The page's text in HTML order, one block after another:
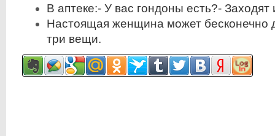
В аптеке:- У вас гондоны есть?- Заходят
Настоящая женщина может бесконечно
три вещи.